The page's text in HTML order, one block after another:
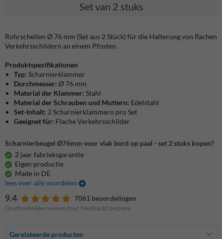
Set van 2 stuks
Rohrschellen Ø 76 mm (Set aus 2 Stück) für die Halterung von flachen
Verkehrsschildern an einem Pfosten.
Produktspezifikationen
Typ: Scharnierklammer
Durchmesser: Ø 76 mm
Material der Klammer: Stahl
Material der Schrauben und Muttern: Edelstahl
Set-Inhalt: 2 Scharnierklammern pro Set
Geeignet für: Flache Verkehrsschilder
Scharnierbeugel Ø76mm voor vlak bord op paal - set 2 stuks kopen?
2 jaar fabrieksgarantie
Eigen productie
Made in DE
lees over alle voordelen
9.4 7061 beoordelingen
Onafhankelijke reviews door FeedbackCompany
Gerelateerde producten